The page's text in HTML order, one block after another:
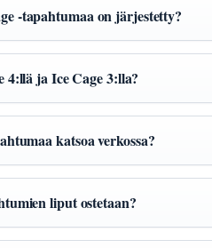
-tapahtumaa on järjestetty?
4:llä ja Ice Cage 3:lla?
katsoa verkossa?
liput ostetaan?